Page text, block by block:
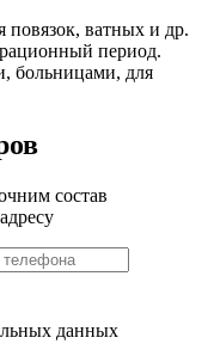
ватных и др.
период.
больницами, для
состав
данных